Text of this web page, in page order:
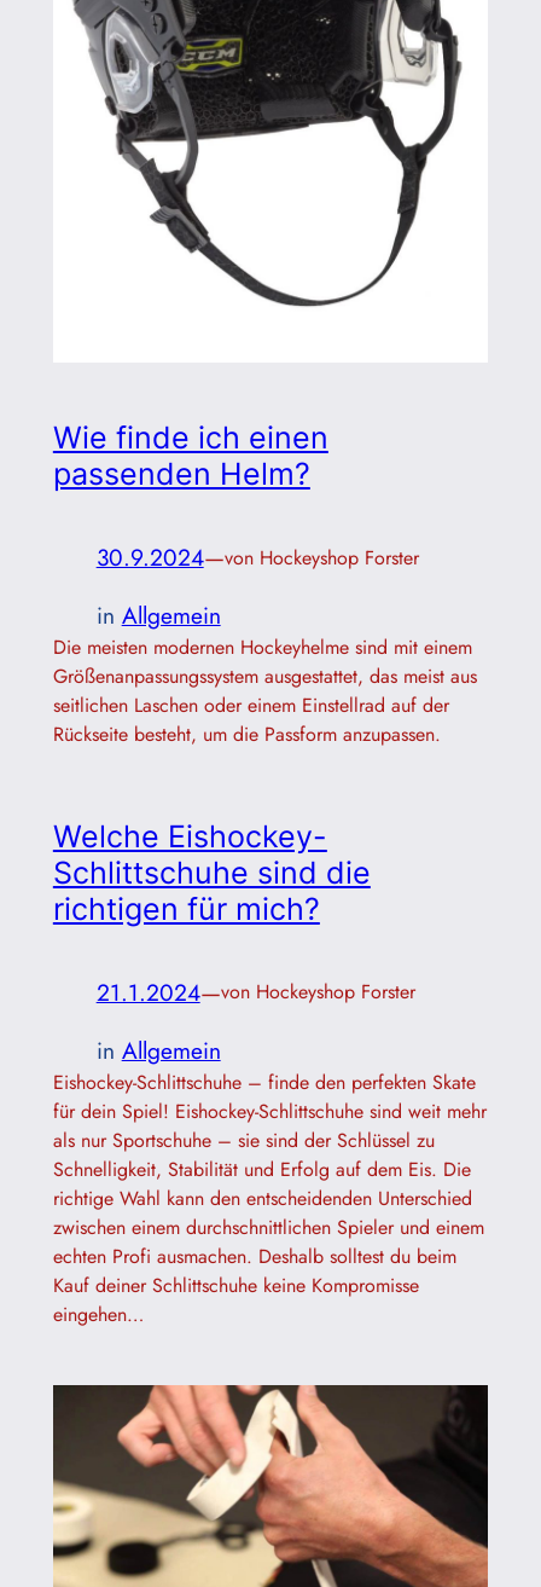
Wie finde ich einen
passenden Helm?
30.9.2024—von Hockeyshop Forster
in Allgemein
Die meisten modernen Hockeyhelme sind mit einem
Größenanpassungssystem ausgestattet, das meist aus
seitlichen Laschen oder einem Einstellrad auf der
Rückseite besteht, um die Passform anzupassen.
Welche Eishockey-
Schlittschuhe sind die
richtigen für mich?
21.1.2024—von Hockeyshop Forster
in Allgemein
Eishockey-Schlittschuhe – finde den perfekten Skate
für dein Spiel! Eishockey-Schlittschuhe sind weit mehr
als nur Sportschuhe – sie sind der Schlüssel zu
Schnelligkeit, Stabilität und Erfolg auf dem Eis. Die
richtige Wahl kann den entscheidenden Unterschied
zwischen einem durchschnittlichen Spieler und einem
echten Profi ausmachen. Deshalb solltest du beim
Kauf deiner Schlittschuhe keine Kompromisse
eingehen…